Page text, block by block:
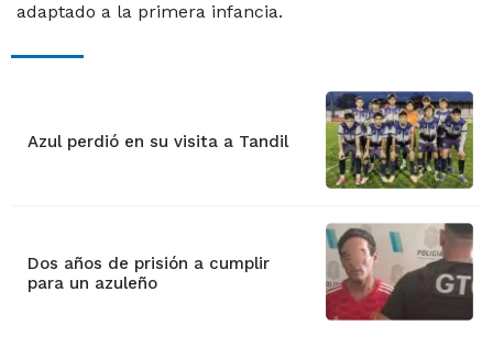
adaptado a la primera infancia.
Azul perdió en su visita a Tandil
Dos años de prisión a cumplir
para un azuleño